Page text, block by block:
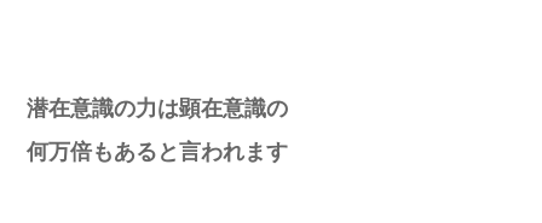
潜在意識の力は顕在意識の
何万倍もあると言われます